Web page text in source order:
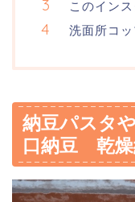
このイン
洗面所コ
納豆パスタ
口納豆 乾